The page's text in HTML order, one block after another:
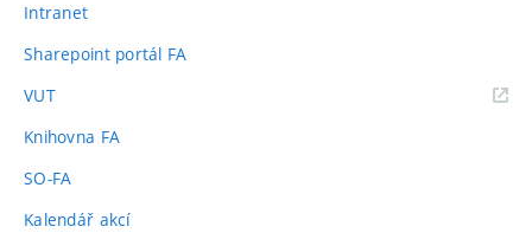
Intranet
Sharepoint portál FA
VUT(externí
Knihovna FA
SO-FA
Kalendář akcí